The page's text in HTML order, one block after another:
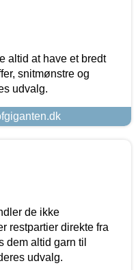
altid at have et bredt
snitmønstre og
udvalg.
de ikke
restpartier direkte fra
dem altid garn til
udvalg.